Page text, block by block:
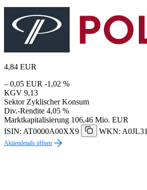
4,84 EUR
– 0,05 EUR -1,02 %
KGV 9,13
Sektor Zyklischer Konsum
Div.-Rendite 4,05 %
Marktkapitalisierung 106,46 Mio. EUR
ISIN: AT0000A00XX9
WKN: A0JL31
Aktiendetails öffnen